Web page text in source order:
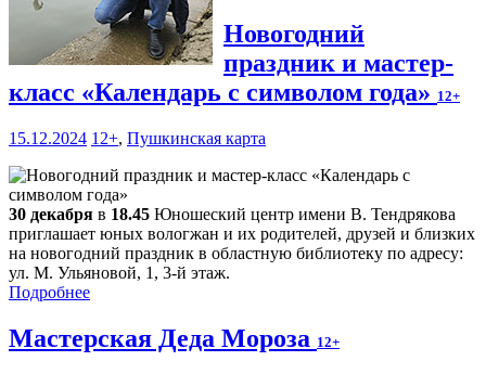
Новогодний
праздник и мастер-
класс «Календарь с символом года» 12+
15.12.2024 12+, Пушкинская карта
30 декабря в 18.45 Юношеский центр имени В. Тендрякова
приглашает юных вологжан и их родителей, друзей и близких
на новогодний праздник в областную библиотеку по адресу:
ул. М. Ульяновой, 1, 3-й этаж.
Подробнее
Мастерская Деда Мороза 12+